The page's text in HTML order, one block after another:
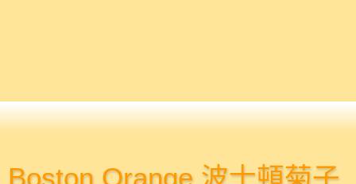
Boston Orange 波士頓菊子